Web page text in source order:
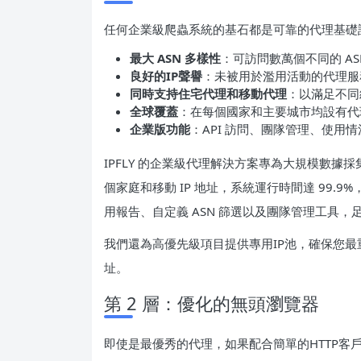
任何企業級爬蟲系統的基石都是可靠的代理基
最大 ASN 多樣性 ：可訪問數萬個不同的
良好的IP聲譽 ：未被用於濫用活動的代理
同時支持住宅代理和移動代理 ：以滿足不
全球覆蓋 ：在每個國家和主要城市均設有
企業版功能：API 訪問、團隊管理、使用
IPFLY 的企業級代理解決方案專為大規模數據
個家庭和移動 IP 地址，系統運行時間達
用報告、自定義 ASN 篩選以及團隊管理工具，
我們還為高優先級項目提供專用IP池，確保您
址。
第 2 層：優化的無頭瀏覽器
即使是最優秀的代理，如果配合簡單的HTTP